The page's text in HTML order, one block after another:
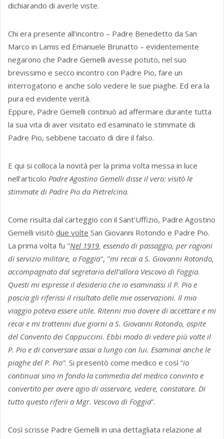
dichiarando di averle viste.
Chi era presente all’incontro – Padre Benedetto da San
Marco in Lamis ed Emanuele Brunatto – evidentemente
negarono che Padre Gemelli avesse potuto, nel suo
brevissimo e secco incontro con Padre Pio, fare un
interrogatorio e anche solo vedere le sue piaghe. Ed era la
pura ed evidente verità.
Eppure, Padre Gemelli continuò ad affermare durante tutta
la sua vita di aver visitato ed esaminato le stimmate di
Padre Pio, sebbene tacciato di dire il falso.
E qui si colloca la novità per la prima volta messa in luce
nell’articolo Padre Agostino Gemelli disse il vero: visitò le
stimmate di Padre Pio da Pietrelcina.
Come risulta dal carteggio con il Sant’Uffizio, Padre Agostino
Gemelli visitò due volte San Giovanni Rotondo e Padre Pio.
La prima volta fu "Nel 1919, essendo di passaggio, per ragioni
di servizio militare, a Foggia", "mi recai a S. Giovanni Rotondo,
accompagnato dal segretario dell’allora Vescovo di Foggia.
Questi mi espresse il desiderio che io esaminassi il P. Pio e
poscia gli riferissi il risultato delle mie osservazioni. Il mio
viaggio poteva essere utile. Ritenni mio dovere di accettare e mi
recai e mi trattenni due giorni a S. Giovanni Rotondo, ospite
del Convento dei Cappuccini. Ebbi modo di vedere più volte il
P. Pio e di conversare assai a lungo con lui. Esaminai anche le
piaghe del P. Pio”. Si presentò come medico e così “io
continuai sino in fondo la commedia del medico convinto e
convertito per avere agio di osservare, vedere, constatare. Di
tutto questo riferii a Mgr. Vescovo di Foggia”.
Così scrisse Padre Gemelli in una dettagliata relazione al